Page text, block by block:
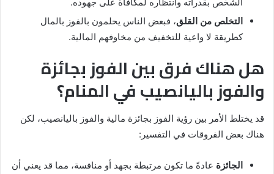
التخلص من القلق، فبعض الناس يحلمون بالفوز بالمال
كطريقة لا واعية للتخفيف من مخاوفهم المالية.
هل هناك فرق بين الفوز بجائزة
والفوز باليانصيب في المنام؟
قد يختلط الأمر بين رؤية الفوز بجائزة مالية والفوز باليانصيب، لكن
هناك بعض الفروقات في التفسير:
الجائزة عادةً ما تكون مرتبطة بجهد أو منافسة، مما قد يعني أن